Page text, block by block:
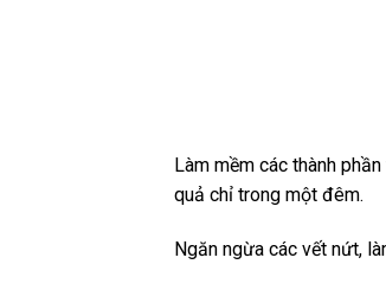
Làm mềm các thành
quả chỉ trong một đêm.
Ngăn ngừa các vết nứt,